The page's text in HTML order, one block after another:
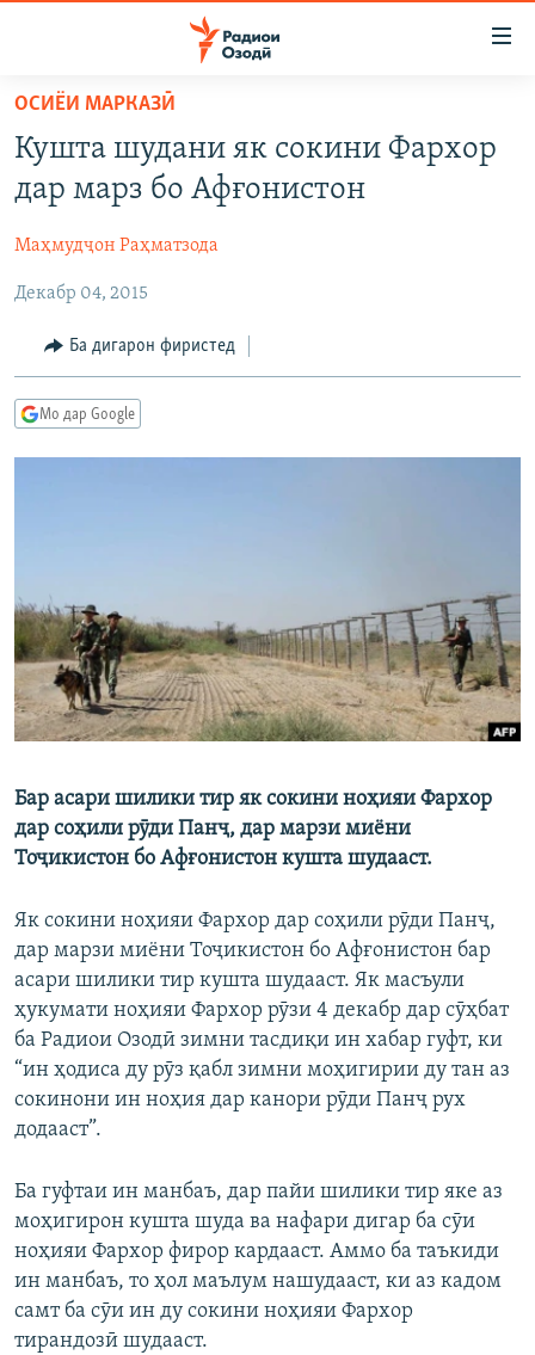
Ҷаҳиш
мояи
аслӣ
Ҷаҳиш
ба
аслӣ
Ҷаҳиш
ҷустор
ҶОМЕА
ҚАЗИЯИ "КРОКУС"
ОСИЁИ МАРКАЗӢ
МЕҲМОНИ ОЗОДӢ
ГАПИ ОЗОД
РӮЗГОРИ МУҲОҶИР
САЛОМ, ХОҲАР
ТАҲҚИҚОТ
ҶАНГ ДАР УКРАИНА
НАЗАРИ МАРДУМ
БЛОГИСТОН
ЧАНДРАСОНАӢ
ПАЙГИРӢ КУНЕД
Ҳамаи сомонаҳои RFE/RL
ОСИЁИ МАРКАЗӢ
Кушта шудани як сокини Фархор
дар марз бо Афғонистон
Маҳмудҷон Раҳматзода
Декабр 04, 2015
Ба дигарон фиристед
Мо дар Google
Бар асари шилики тир як сокини ноҳияи Фархор
дар соҳили рӯди Панҷ, дар марзи миёни
Тоҷикистон бо Афғонистон кушта шудааст.
Як сокини ноҳияи Фархор дар соҳили рӯди Панҷ,
дар марзи миёни Тоҷикистон бо Афғонистон бар
асари шилики тир кушта шудааст. Як масъули
ҳукумати ноҳияи Фархор рӯзи 4 декабр дар сӯҳбат
ба Радиои Озодӣ зимни тасдиқи ин хабар гуфт, ки
“ин ҳодиса ду рӯз қабл зимни моҳигирии ду тан аз
сокинони ин ноҳия дар канори рӯди Панҷ рух
додааст”.
Ба гуфтаи ин манбаъ, дар пайи шилики тир яке аз
моҳигирон кушта шуда ва нафари дигар ба сӯи
ноҳияи Фархор фирор кардааст. Аммо ба таъкиди
ин манбаъ, то ҳол маълум нашудааст, ки аз кадом
самт ба сӯи ин ду сокини ноҳияи Фархор
тирандозӣ шудааст.